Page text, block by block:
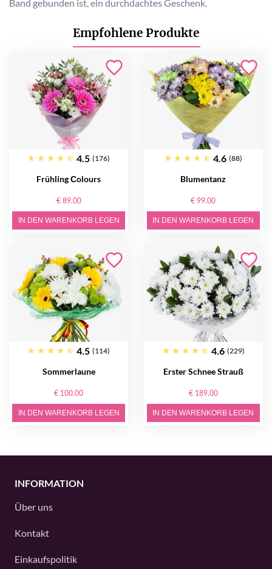
Band gebunden ist, ein durchdachtes Geschenk.
Empfohlene Produkte
4.5 (176)
Frühling Сolours
€ 89.00
IN DEN WARENKORB LEGEN
4.6 (88)
Blumentanz
€ 99.00
IN DEN WARENKORB LEGEN
4.5 (114)
Sommerlaune
€ 100.00
IN DEN WARENKORB LEGEN
4.6 (229)
Erster Schnee Strauß
€ 189.00
IN DEN WARENKORB LEGEN
INFORMATION
Über uns
Kontakt
Einkaufspolitik